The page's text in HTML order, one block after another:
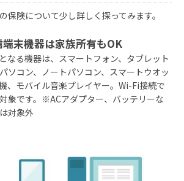
保険について少し詳しく探ってみます。
末機器は家族所有もOK
なる機器は、スマートフォン、タブレット
ソコン、ノートパソコン、スマートウオッ
、モバイル音楽プレイヤー。Wi-Fi接続で
象です。※ACアダプター、バッテリーな
対象外